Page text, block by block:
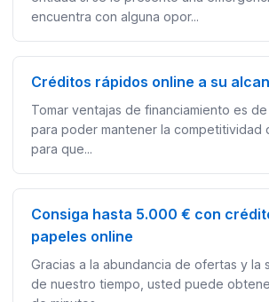
encuentra con alguna opor...
Créditos rápidos online a su
Tomar ventajas de financiamiento es
para poder mantener la competitividad
para que...
Consiga hasta 5.000 € con
papeles online
Gracias a la abundancia de ofertas y la
de nuestro tiempo, usted puede